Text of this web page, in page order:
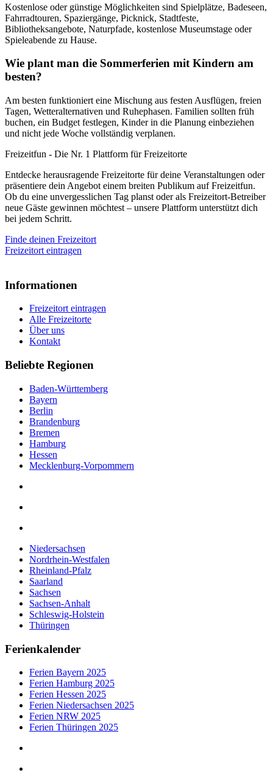
Kostenlose oder günstige Möglichkeiten sind Spielplätze, Badeseen,
Fahrradtouren, Spaziergänge, Picknick, Stadtfeste,
Bibliotheksangebote, Naturpfade, kostenlose Museumstage oder
Spieleabende zu Hause.
Wie plant man die Sommerferien mit Kindern am
besten?
Am besten funktioniert eine Mischung aus festen Ausflügen, freien
Tagen, Wetteralternativen und Ruhephasen. Familien sollten früh
buchen, ein Budget festlegen, Kinder in die Planung einbeziehen
und nicht jede Woche vollständig verplanen.
Freizeitfun - Die Nr. 1 Plattform für Freizeitorte
Entdecke herausragende Freizeitorte für deine Veranstaltungen oder
präsentiere dein Angebot einem breiten Publikum auf Freizeitfun.
Ob du eine unvergesslichen Tag planst oder als Freizeitort-Betreiber
neue Gäste gewinnen möchtest – unsere Plattform unterstützt dich
bei jedem Schritt.
Finde deinen Freizeitort
Freizeitort eintragen
Informationen
Freizeitort eintragen
Alle Freizeitorte
Über uns
Kontakt
Beliebte Regionen
Baden-Württemberg
Bayern
Berlin
Brandenburg
Bremen
Hamburg
Hessen
Mecklenburg-Vorpommern
Niedersachsen
Nordrhein-Westfalen
Rheinland-Pfalz
Saarland
Sachsen
Sachsen-Anhalt
Schleswig-Holstein
Thüringen
Ferienkalender
Ferien Bayern 2025
Ferien Hamburg 2025
Ferien Hessen 2025
Ferien Niedersachsen 2025
Ferien NRW 2025
Ferien Thüringen 2025